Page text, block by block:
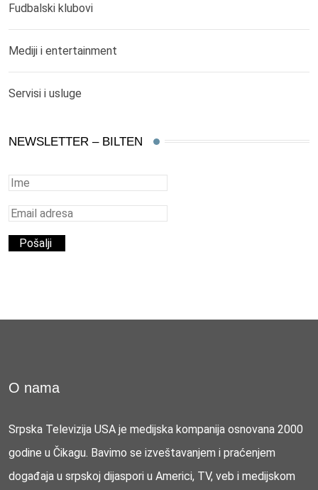
Fudbalski klubovi
Mediji i entertainment
Servisi i usluge
NEWSLETTER – BILTEN
O nama
Srpska Televizija USA je medijska kompanija osnovana 2000
godine u Čikagu. Bavimo se izveštavanjem i praćenjem
događaja u srpskoj dijaspori u Americi, TV, veb i medijskom